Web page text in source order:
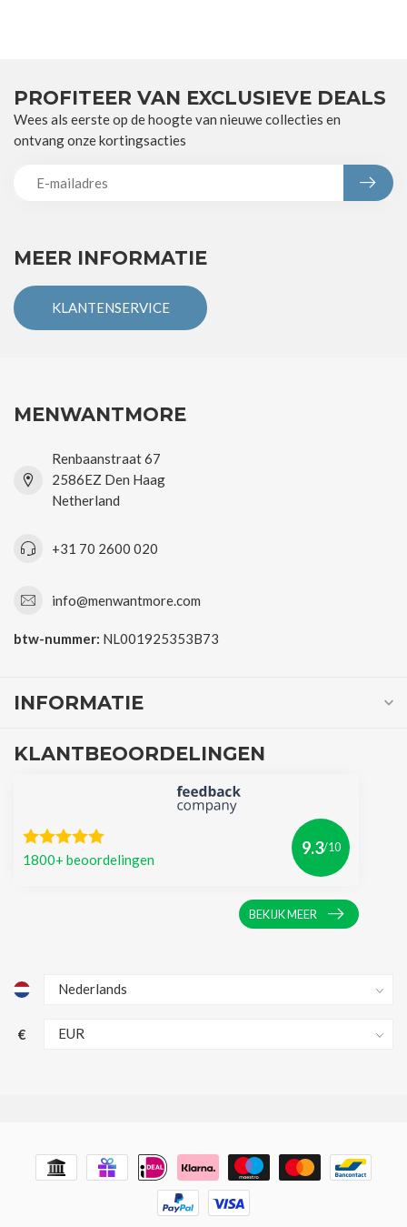
MEER INFORMATIE
KLANTENSERVICE
PROFITEER VAN EXCLUSIEVE DEALS
Wees als eerste op de hoogte van nieuwe collecties en
ontvang onze kortingsacties
MENWANTMORE
Renbaanstraat 67
2586EZ Den Haag
Netherland
+31 70 2600 020
info@menwantmore.com
btw-nummer: NL001925353B73
INFORMATIE
KLANTBEOORDELINGEN
1800+ beoordelingen
9.3/10
BEKIJK MEER
€